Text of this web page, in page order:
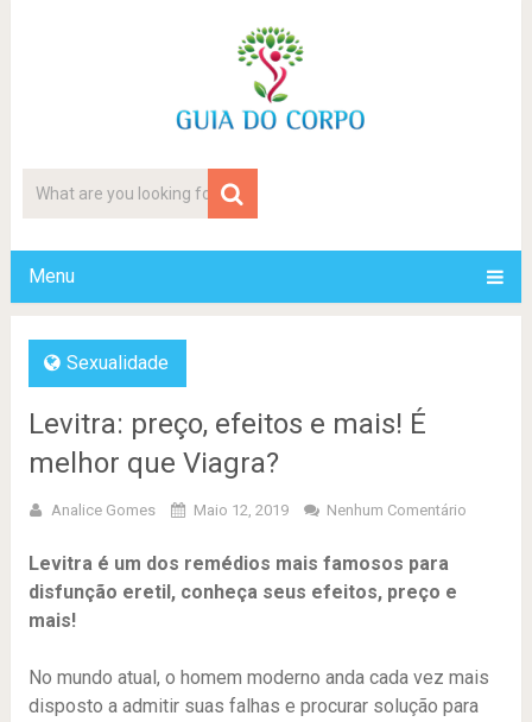
Menu
Sexualidade
Levitra: preço, efeitos e mais! É
melhor que Viagra?
Analice Gomes Maio 12, 2019 Nenhum Comentário
Levitra é um dos remédios mais famosos para
disfunção eretil, conheça seus efeitos, preço e
mais!
No mundo atual, o homem moderno anda cada vez mais
disposto a admitir suas falhas e procurar solução para